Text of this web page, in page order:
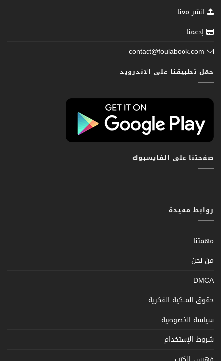
انشر معنا
إدعمنا
contact@foulabook.com
حمّل تطبيقنا على الاندرويد
صفحتنا على الفايسبوك
روابط مفيدة
مهمتنا
من نحن
DMCA
حقوق الملكية الفكرية
سياسة الخصوصية
شروط الإستخدام